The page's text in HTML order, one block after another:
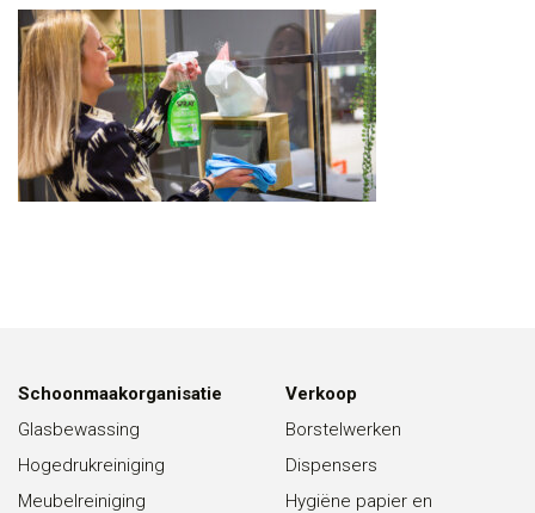
Schoonmaakorganisatie
Glasbewassing
Hogedrukreiniging
Meubelreiniging
Verkoop
Borstelwerken
Dispensers
Hygiëne papier en